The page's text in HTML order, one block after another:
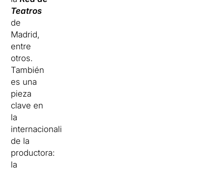
Teatros
de
Madrid,
entre
otros.
También
es una
pieza
clave en
la
internacionalización
de la
productora:
la